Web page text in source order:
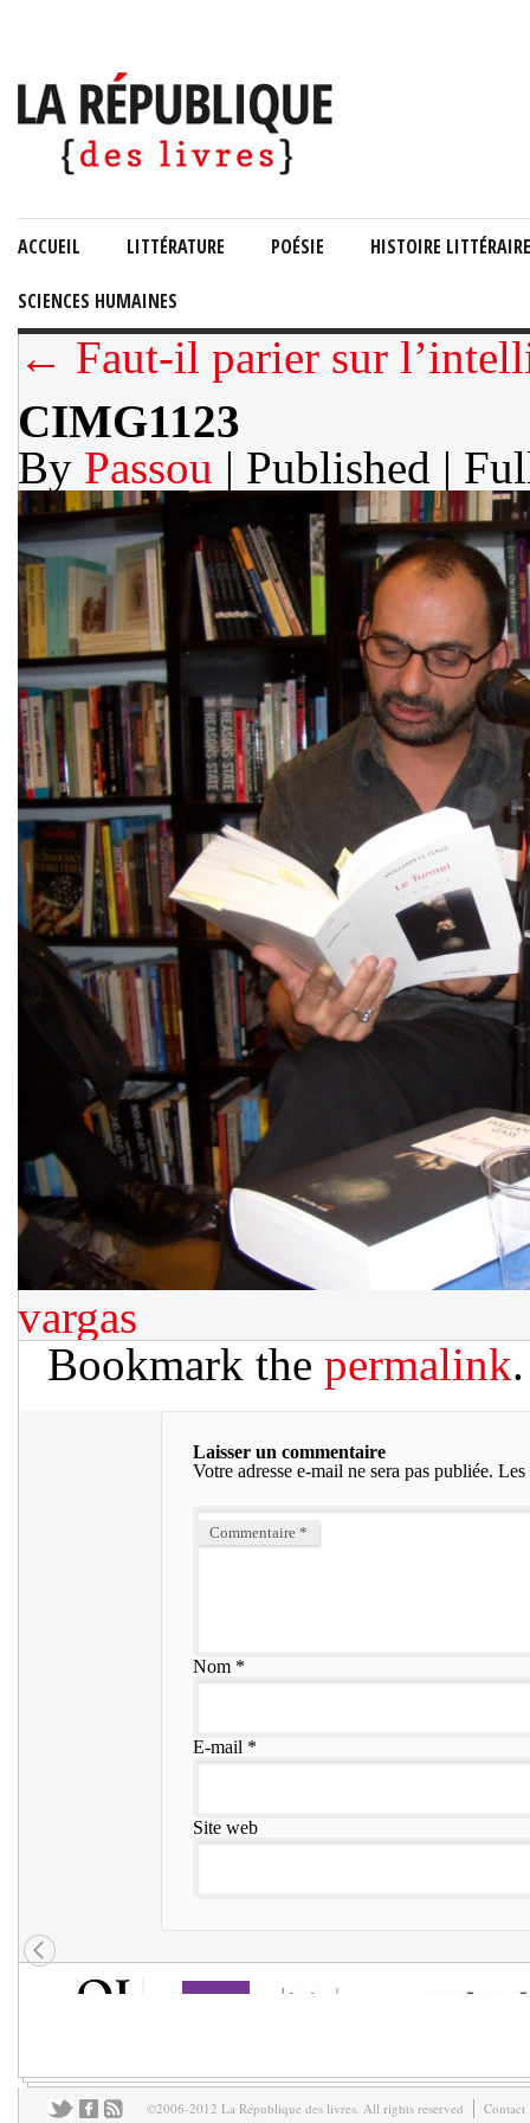
ACCUEIL LITTÉRATURE POÉSIE HISTOIRE LITTÉRAIRE
SCIENCES HUMAINES
← Faut-il parier sur
CIMG1123
By Passou | Published |
vargas
Bookmark the permalink.
Laisser un commentaire
Votre adresse e-mail ne sera pas publiée. Les
Commentaire *
Nom*
E-mail *
Site web
©2006-2012 La République des livres. All rights reserved Contact